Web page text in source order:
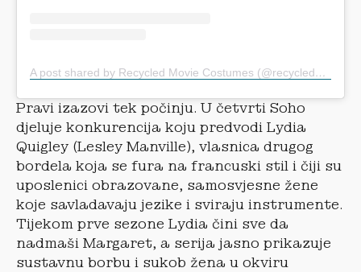
A post shared by Recycled Movie Costumes (@recycledmoviecostumes)
Pravi izazovi tek počinju. U četvrti Soho
djeluje konkurencija koju predvodi Lydia
Quigley (Lesley Manville), vlasnica drugog
bordela koja se fura na francuski stil i čiji su
uposlenici obrazovane, samosvjesne žene
koje savladavaju jezike i sviraju instrumente.
Tijekom prve sezone Lydia čini sve da
nadmaši Margaret, a serija jasno prikazuje
sustavnu borbu i sukob žena u okviru